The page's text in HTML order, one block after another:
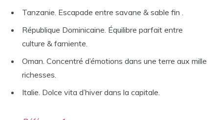
Tanzanie. Escapade entre savane & sable fin .
République Dominicaine. Équilibre parfait entre
culture & farniente.
Oman. Concentré d’émotions dans une terre aux mille
richesses.
Italie. Dolce vita d’hiver dans la capitale.